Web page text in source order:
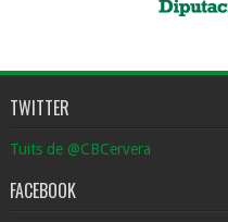
TWITTER
Tuits de @CBCervera
FACEBOOK